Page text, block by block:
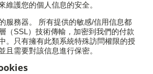
維護您的個人信息的安全。
服務器。 所有提供的敏感/信用信息都
（SSL）技術傳輸，加密到我們的付款
。只有擁有此類系統特殊訪問權限的授
且需要對該信息進行保密。